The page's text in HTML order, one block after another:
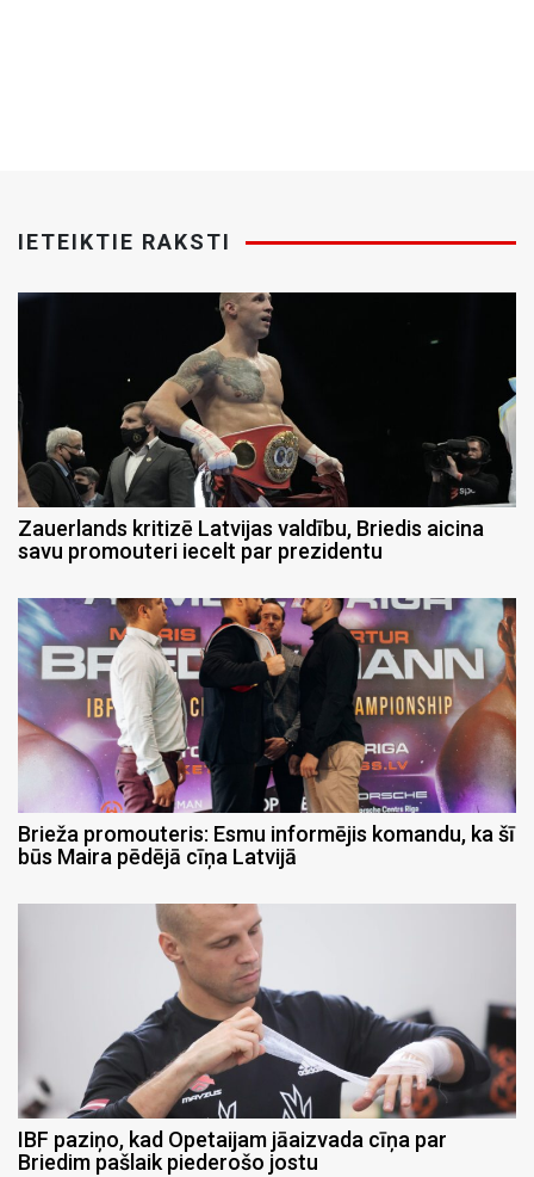
IETEIKTIE RAKSTI
Zauerlands kritizē Latvijas valdību, Briedis aicina
savu promouteri iecelt par prezidentu
Brieža promouteris: Esmu informējis komandu, ka šī
būs Maira pēdējā cīņa Latvijā
IBF paziņo, kad Opetaijam jāaizvada cīņa par
Briedim pašlaik piederošo jostu